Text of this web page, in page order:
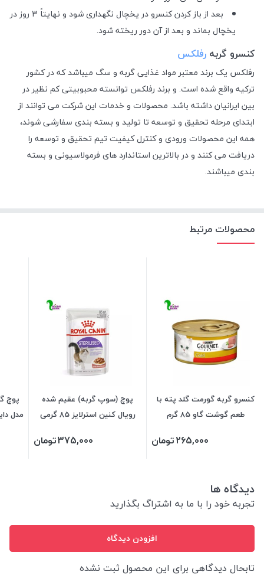
بعد از باز کردن کنسرو در یخچال نگهداری شود و نهایتاً 3 روز در
یخچال بماند و بعد از آن دور ریخته شود.
کنسرو گربه رفلکس
رفلکس یک برند معتبر مواد غذایی گربه و سگ میباشد که در کشور
ترکیه واقع شده است. و برند رفلکس توانسته محبوبیتی کم نظیر در
بین ایرانیان داشته باشد. محصولات و خدمات این شرکت می توانند از
ابتدای مرحله تحقیق و توسعه تا تولید و بسته بندی سفارشی شوند،
همه این محصولات ورودی و کنترل کیفیت تیم تحقیق و توسعه را
دریافت می کنند و در بالاترین استاندارد های فرمولاسیونی و بسته
بندی میباشند.
محصولات مرتبط
کنسرو گربه گورمت گلد پته با
طعم گوشت گاو 85 گرم
265,000تومان
پوچ (سوپ گربه) عقیم شده
رویال کنین استرلایز 85 گرمی
375,000تومان
پوچ
مدل
دیدگاه ها
تجربه خود را با ما به اشتراگ بگذارید
افزودن دیدگاه
تابحال دیدگاهی برای این محصول ثبت نشده